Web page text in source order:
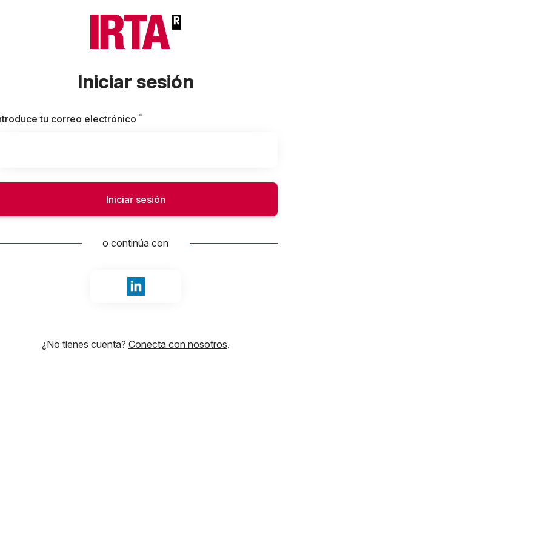
Iniciar sesión
tu correo electrónico *
Iniciar sesión
o continúa con
Iniciar sesión con LinkedIn
¿No tienes cuenta? Conecta con nosotros.